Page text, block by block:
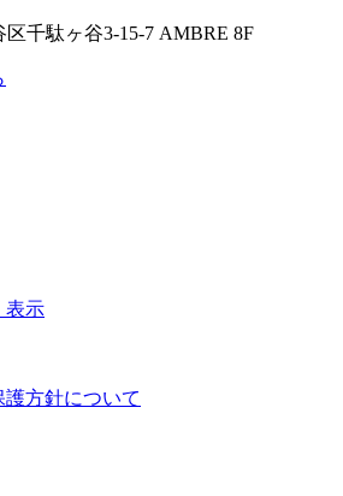
区千駄ヶ谷3-15-7 AMBRE 8F
表示
方針について